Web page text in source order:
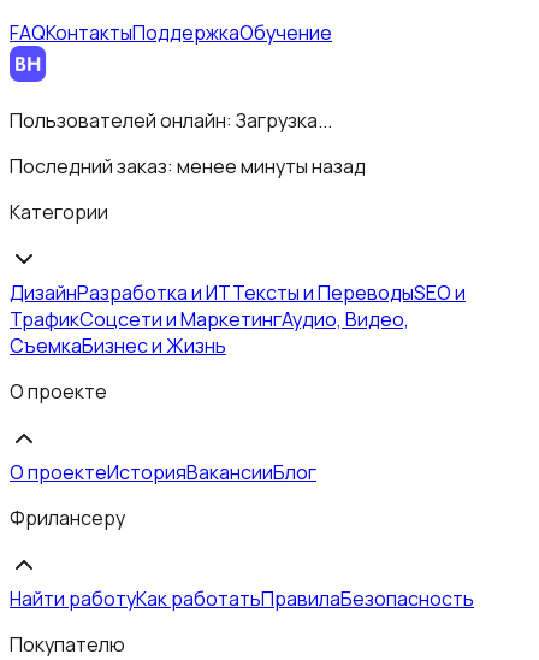
FAQКонтактыПоддержкаОбучение
Пользователей онлайн: Загрузка...
Последний заказ: менее минуты назад
Категории
ДизайнРазработка и ИТТексты и ПереводыSEO и
ТрафикСоцсети и МаркетингАудио, Видео,
СъемкаБизнес и Жизнь
О проекте
О проектеИсторияВакансииБлог
Фрилансеру
Найти работуКак работатьПравилаБезопасность
Покупателю